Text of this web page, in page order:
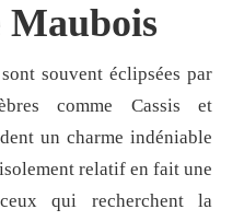
Maubois
souvent éclipsées par
comme Cassis et
un charme indéniable
relatif en fait une
qui recherchent la